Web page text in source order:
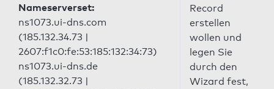
Nameserverset:
ns1073.ui-dns.com
(185.132.34.73 |
2607:f1c0:fe:53:185:132:34:73)
ns1073.ui-dns.de
(185.132.32.73 |
Record
erstellen
wollen und
legen Sie
durch den
Wizard fest,